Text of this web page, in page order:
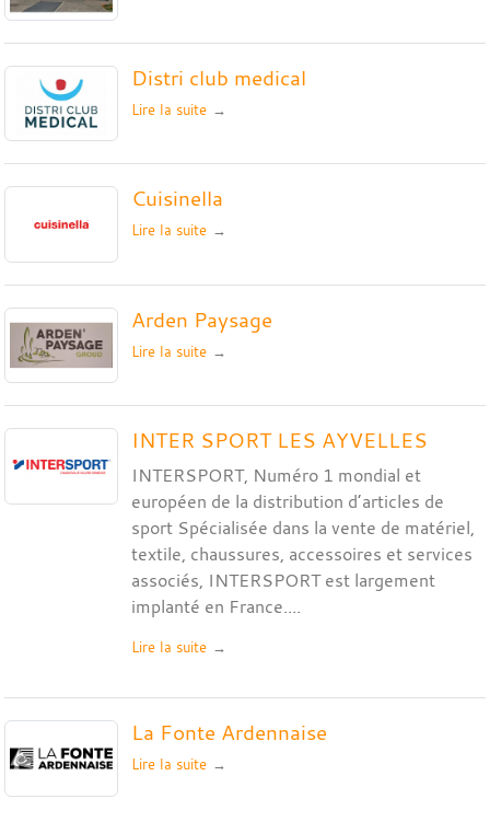
Distri club medical
Lire la suite
Cuisinella
Lire la suite
Arden Paysage
Lire la suite
INTER SPORT LES AYVELLES
INTERSPORT, Numéro 1 mondial et
européen de la distribution d’articles de
sport Spécialisée dans la vente de matériel,
textile, chaussures, accessoires et services
associés, INTERSPORT est largement
implanté en France....
Lire la suite
La Fonte Ardennaise
Lire la suite